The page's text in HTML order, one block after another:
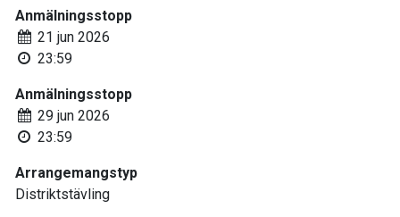
Anmälningsstopp
21 jun 2026
23:59
Anmälningsstopp
29 jun 2026
23:59
Arrangemangstyp
Distriktstävling